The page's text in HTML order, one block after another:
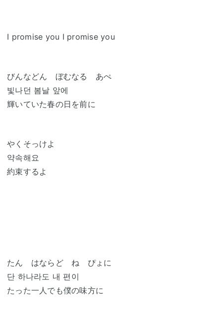
I promise you I promise you
びんなどん ぼむなる あぺ
빛나던 봄날 앞에
輝いていた春の日を前に
やくそっけよ
약속해요
約束するよ
たん はならど ね ぴょに
단 하나라도 내 편이
たった一人でも僕の味方に